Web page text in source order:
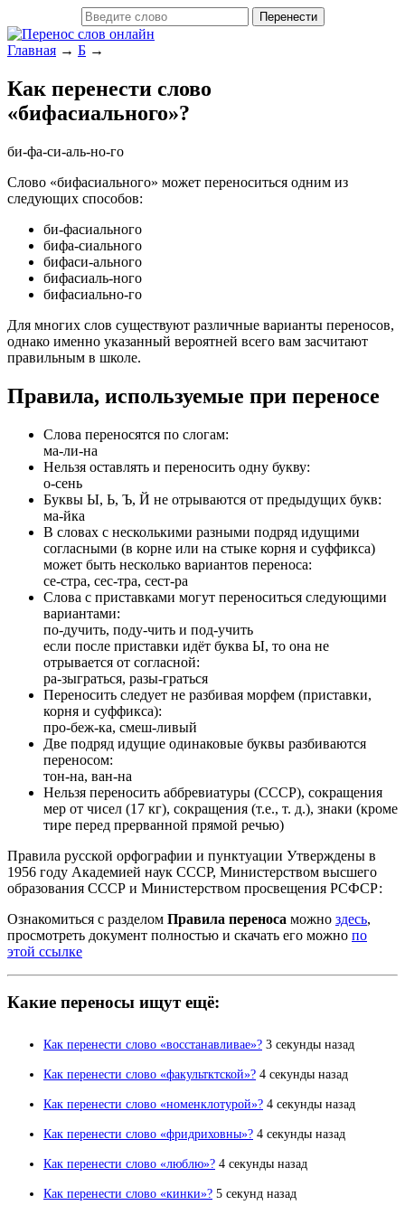
Главная → Б →
Как перенести слово
«бифасиального»?
би-фа-си-аль-но-го
Слово «бифасиального» может переноситься одним из
следующих способов:
би-фасиального
бифа-сиального
бифаси-ального
бифасиаль-ного
бифасиально-го
Для многих слов существуют различные варианты переносов,
однако именно указанный вероятней всего вам засчитают
правильным в школе.
Правила, используемые при переносе
Слова переносятся по слогам:
ма-ли-на
Нельзя оставлять и переносить одну букву:
о-сень
Буквы Ы, Ь, Ъ, Й не отрываются от предыдущих букв:
ма-йка
В словах с несколькими разными подряд идущими
согласными (в корне или на стыке корня и суффикса)
может быть несколько вариантов переноса:
се-стра, сес-тра, сест-ра
Слова с приставками могут переноситься следующими
вариантами:
по-дучить, поду-чить и под-учить
если после приставки идёт буква Ы, то она не
отрывается от согласной:
ра-зыграться, разы-граться
Переносить следует не разбивая морфем (приставки,
корня и суффикса):
про-беж-ка, смеш-ливый
Две подряд идущие одинаковые буквы разбиваются
переносом:
тон-на, ван-на
Нельзя переносить аббревиатуры (СССР), сокращения
мер от чисел (17 кг), сокращения (т.е., т. д.), знаки (кроме
тире перед прерванной прямой речью)
Правила русской орфографии и пунктуации Утверждены в
1956 году Академией наук СССР, Министерством высшего
образования СССР и Министерством просвещения РСФСР:
Ознакомиться с разделом Правила переноса можно здесь,
просмотреть документ полностью и скачать его можно по
этой ссылке
Какие переносы ищут ещё:
Как перенести слово «восстанавливае»? 3 секунды назад
Как перенести слово «факультктской»? 4 секунды назад
Как перенести слово «номенклотурой»? 4 секунды назад
Как перенести слово «фридриховны»? 4 секунды назад
Как перенести слово «люблю»? 4 секунды назад
Как перенести слово «кинки»? 5 секунд назад